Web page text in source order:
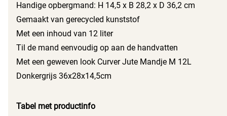
Handige opbergmand: H 14,5 x B 28,2 x D 36,2 cm
Gemaakt van gerecycled kunststof
Met een inhoud van 12 liter
Til de mand eenvoudig op aan de handvatten
Met een geweven look Curver Jute Mandje M 12L
Donkergrijs 36x28x14,5cm
Tabel met productinfo